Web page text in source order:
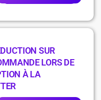
SUR
LORS DE
À LA